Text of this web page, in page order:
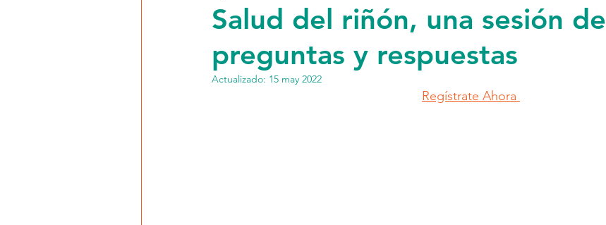
Salud del riñón, una sesión de
preguntas y respuestas
Actualizado: 15 may 2022
Regístrate Ahora